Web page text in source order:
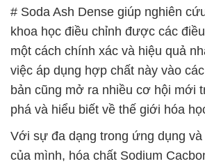
# Soda Ash Dense giúp nghiên
khoa học điều chỉnh được các
một cách chính xác và hiệu quả
việc áp dụng hợp chất này vào
bản cũng mở ra nhiều cơ hội mới
phá và hiểu biết về thế giới hóa
Với sự đa dạng trong ứng dụng
của mình, hóa chất Sodium